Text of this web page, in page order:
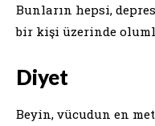
Bunların hepsi,
bir kişi üzerinde
Diyet
Beyin, vücudun en